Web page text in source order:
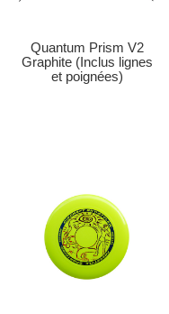
Quantum Prism V2
Graphite (Inclus lignes
et poignées)